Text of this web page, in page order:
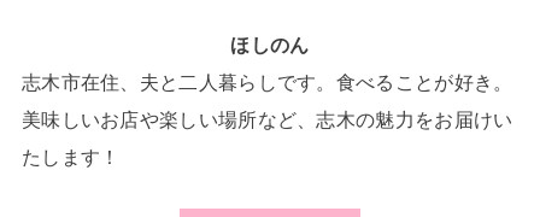
ほしのん
志木市在住、夫と二人暮らしです。食べることが好き。
美味しいお店や楽しい場所など、志木の魅力をお届けい
たします！